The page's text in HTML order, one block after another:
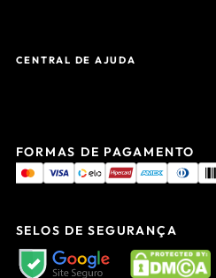
CENTRAL DE AJUDA
FORMAS DE PAGAMENTO
SELOS DE SEGURANÇA